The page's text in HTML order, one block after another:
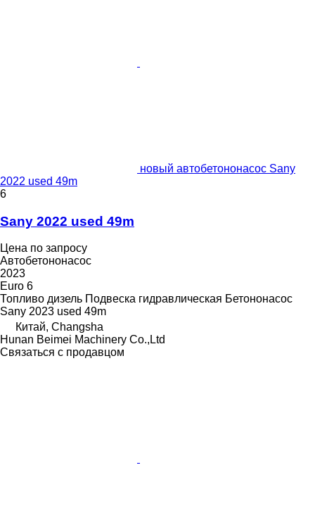
новый автобетононасос Sany
2022 used 49m
6
Sany 2022 used 49m
Цена по запросу
Автобетононасос
2023
Euro 6
Топливо дизель Подвеска гидравлическая Бетононасос
Sany 2023 used 49m
Китай, Changsha
Hunan Beimei Machinery Co.,Ltd
Связаться с продавцом